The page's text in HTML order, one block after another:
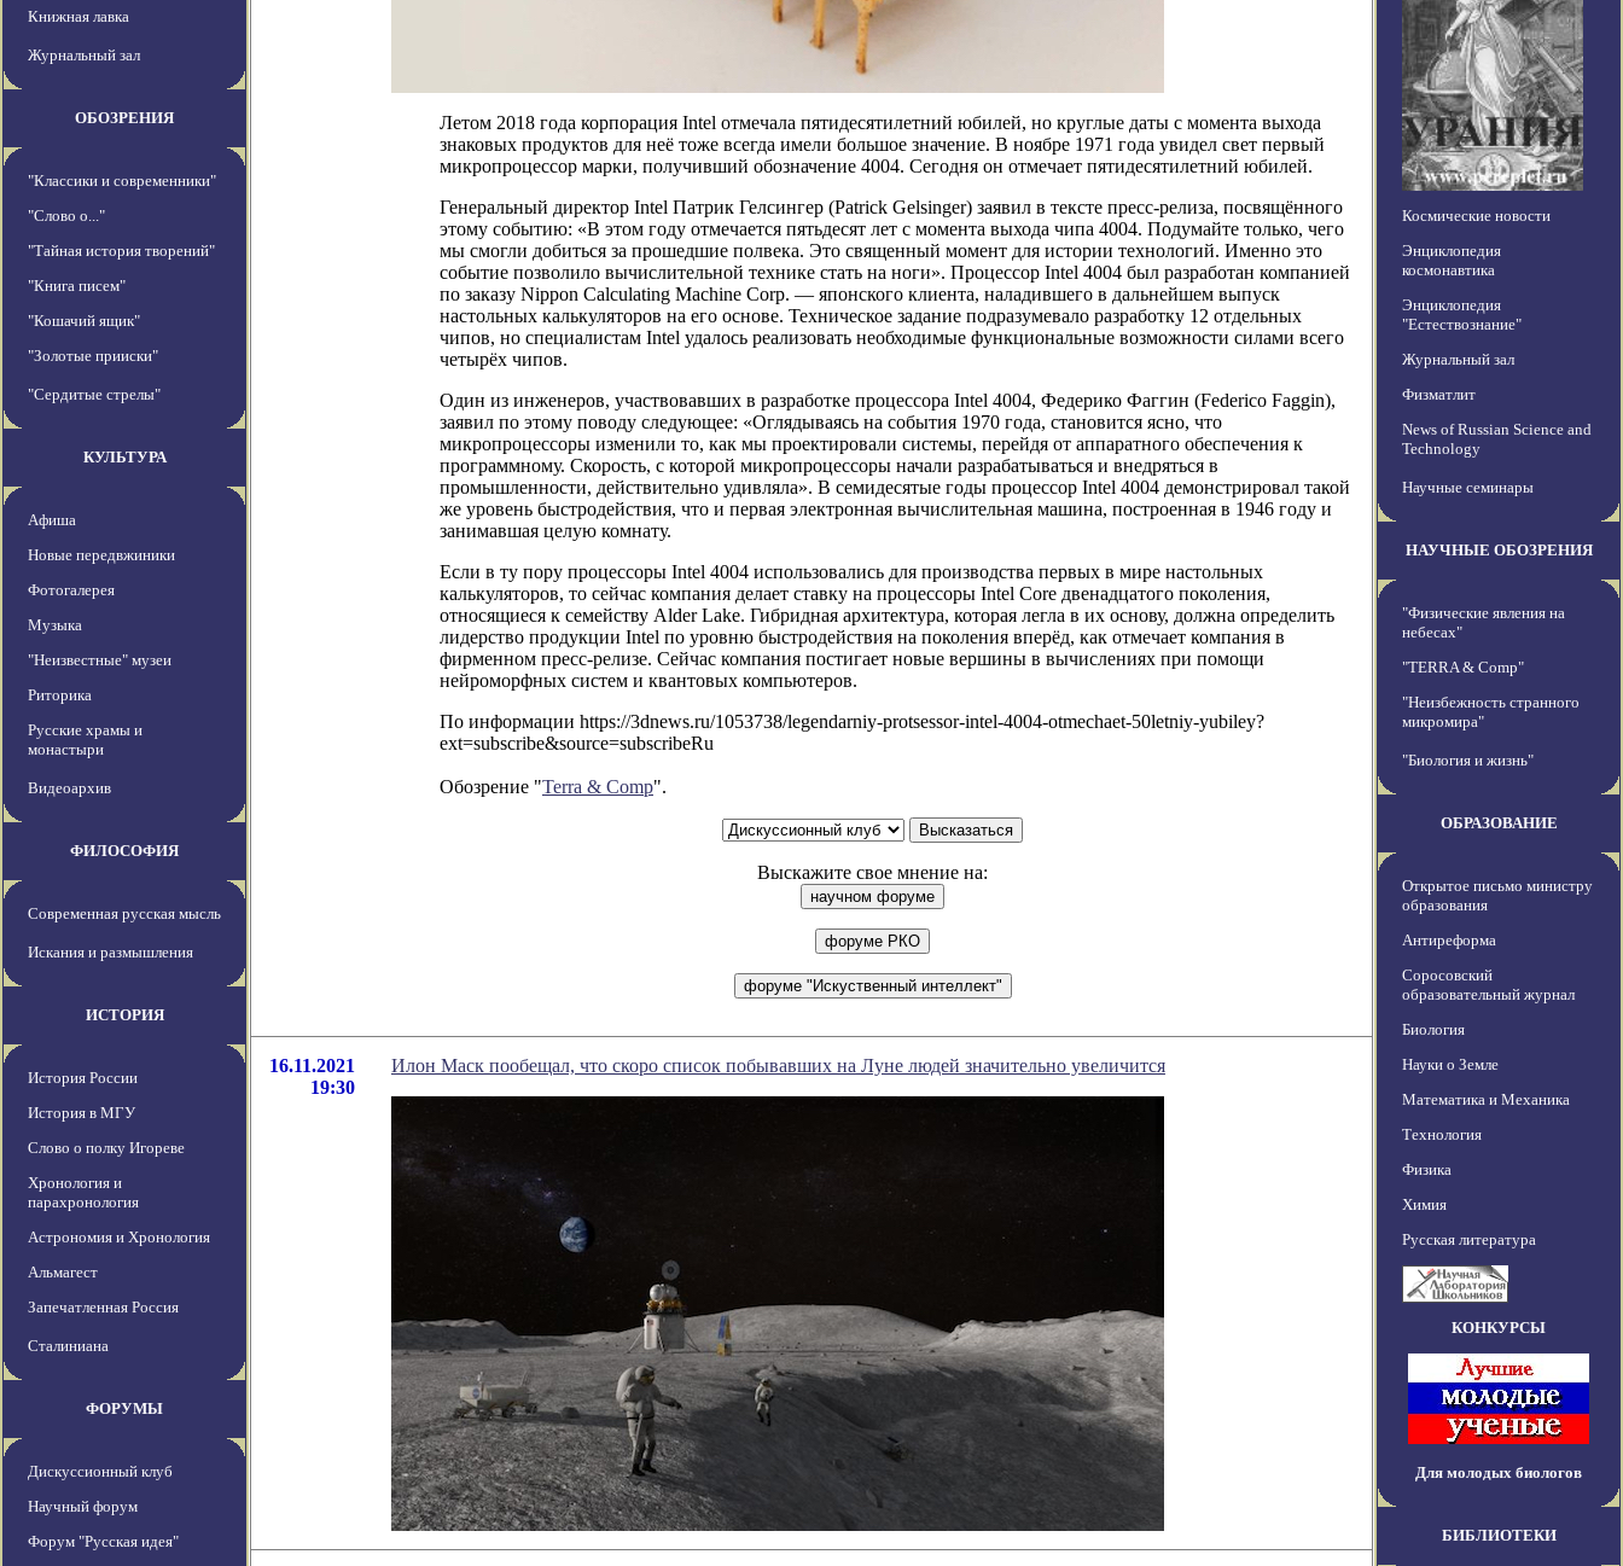
Книжная лавка
Журнальный зал
ОБОЗРЕНИЯ
"Классики и современники"
"Слово о..."
"Тайная история творений"
"Книга писем"
"Кошачий ящик"
"Золотые прииски"
"Сердитые стрелы"
КУЛЬТУРА
Афиша
Новые передвжиники
Фотогалерея
Музыка
"Неизвестные" музеи
Риторика
Русские храмы и
монастыри
Видеоархив
ФИЛОСОФИЯ
Современная русская мысль
Искания и размышления
ИСТОРИЯ
История России
История в МГУ
Слово о полку Игореве
Хронология и
парахронология
Астрономия и Хронология
Альмагест
Запечатленная Россия
Сталиниана
ФОРУМЫ
Дискуссионный клуб
Научный форум
Форум "Русская идея"
Летом 2018 года корпорация Intel отмечала пятидесятилетний юбилей, но круглые даты с момента выхода
знаковых продуктов для неё тоже всегда имели большое значение. В ноябре 1971 года увидел свет первый
микропроцессор марки, получивший обозначение 4004. Сегодня он отмечает пятидесятилетний юбилей.
Генеральный директор Intel Патрик Гелсингер (Patrick Gelsinger) заявил в тексте пресс-релиза, посвящённого
этому событию: «В этом году отмечается пятьдесят лет с момента выхода чипа 4004. Подумайте только, чего
мы смогли добиться за прошедшие полвека. Это священный момент для истории технологий. Именно это
событие позволило вычислительной технике стать на ноги». Процессор Intel 4004 был разработан компанией
по заказу Nippon Calculating Machine Corp. — японского клиента, наладившего в дальнейшем выпуск
настольных калькуляторов на его основе. Техническое задание подразумевало разработку 12 отдельных
чипов, но специалистам Intel удалось реализовать необходимые функциональные возможности силами всего
четырёх чипов.
Один из инженеров, участвовавших в разработке процессора Intel 4004, Федерико Фаггин (Federico Faggin),
заявил по этому поводу следующее: «Оглядываясь на события 1970 года, становится ясно, что
микропроцессоры изменили то, как мы проектировали системы, перейдя от аппаратного обеспечения к
программному. Скорость, с которой микропроцессоры начали разрабатываться и внедряться в
промышленности, действительно удивляла». В семидесятые годы процессор Intel 4004 демонстрировал такой
же уровень быстродействия, что и первая электронная вычислительная машина, построенная в 1946 году и
занимавшая целую комнату.
Если в ту пору процессоры Intel 4004 использовались для производства первых в мире настольных
калькуляторов, то сейчас компания делает ставку на процессоры Intel Core двенадцатого поколения,
относящиеся к семейству Alder Lake. Гибридная архитектура, которая легла в их основу, должна определить
лидерство продукции Intel по уровню быстродействия на поколения вперёд, как отмечает компания в
фирменном пресс-релизе. Сейчас компания постигает новые вершины в вычислениях при помощи
нейроморфных систем и квантовых компьютеров.
По информации https://3dnews.ru/1053738/legendarniy-protsessor-intel-4004-otmechaet-50letniy-yubiley?
ext=subscribe&source=subscribeRu
Обозрение "Terra & Comp".
Выскажите свое мнение на:
16.11.2021
19:30
Илон Маск пообещал, что скоро список побывавших на Луне людей значительно увеличится
Космические новости
Энциклопедия
космонавтика
Энциклопедия
"Естествознание"
Журнальный зал
Физматлит
News of Russian Science and
Technology
Научные семинары
НАУЧНЫЕ ОБОЗРЕНИЯ
"Физические явления на
небесах"
"TERRA & Comp"
"Неизбежность странного
микромира"
"Биология и жизнь"
ОБРАЗОВАНИЕ
Открытое письмо министру
образования
Антиреформа
Соросовский
образовательный журнал
Биология
Науки о Земле
Математика и Механика
Технология
Физика
Химия
Русская литература
КОНКУРСЫ
Для молодых биологов
БИБЛИОТЕКИ